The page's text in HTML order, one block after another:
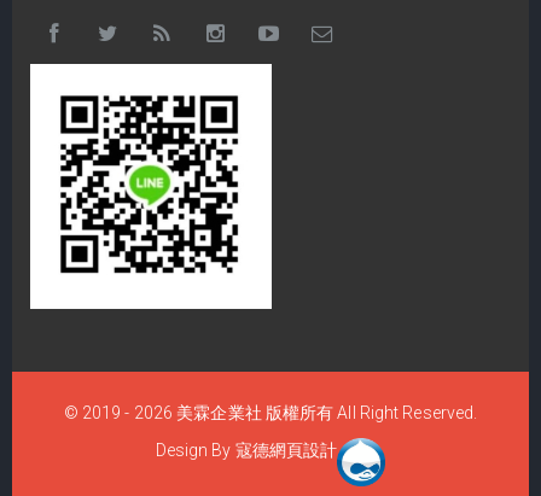
© 2019 - 2026 美霖企業社 版權所有 All Right Reserved.
Design By 寇德網頁設計